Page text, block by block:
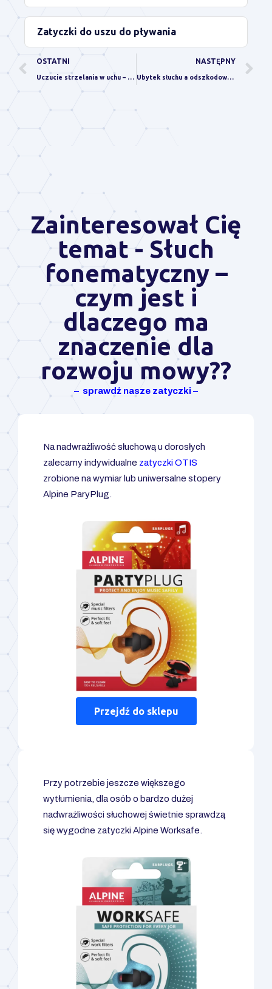
Zatyczki do uszu do pływania
OSTATNI
Uczucie strzelania w uchu – skąd się bierze, co oznacza i jak to leczyć?
NASTĘPNY
Ubytek słuchu a odszkodowanie lub renta – jakie przysługują świadczenia?
Zainteresował Cię
temat - Słuch
fonematyczny –
czym jest i
dlaczego ma
znaczenie dla
rozwoju mowy??
– sprawdź nasze zatyczki –
Na nadwrażliwość słuchową u dorosłych
zalecamy indywidualne zatyczki OTIS
zrobione na wymiar lub uniwersalne stopery
Alpine ParyPlug.
Przejdź do sklepu
Przy potrzebie jeszcze większego
wytłumienia, dla osób o bardzo dużej
nadwrażliwości słuchowej świetnie sprawdzą
się wygodne zatyczki Alpine Worksafe.